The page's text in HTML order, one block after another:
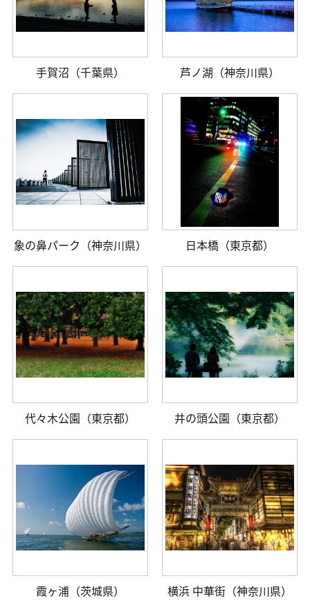
手賀沼（千葉県） 芦ノ湖（神奈川県）
象の鼻パーク（神奈川県） 日本橋（東京都）
代々木公園（東京都） 井の頭公園（東京都）
霞ヶ浦（茨城県） 横浜 中華街（神奈川県）